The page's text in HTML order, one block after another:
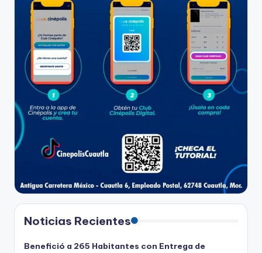
Noticias Recientes
Benefició a 265 Habitantes con Entrega de